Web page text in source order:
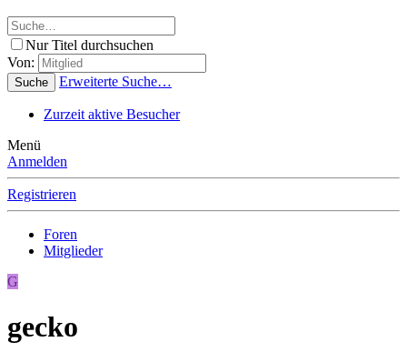
Nur Titel durchsuchen
Von:
Suche Erweiterte Suche…
Zurzeit aktive Besucher
Menü
Anmelden
Registrieren
Foren
Mitglieder
G
gecko